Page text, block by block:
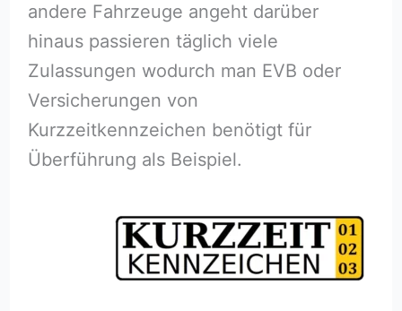
andere Fahrzeuge angeht darüber
hinaus passieren täglich viele
Zulassungen wodurch man EVB oder
Versicherungen von
Kurzzeitkennzeichen benötigt für
Überführung als Beispiel.